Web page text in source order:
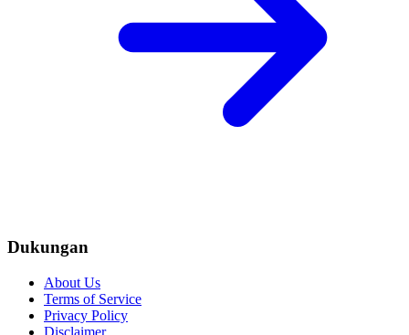
Dukungan
About Us
Terms of Service
Privacy Policy
Disclaimer